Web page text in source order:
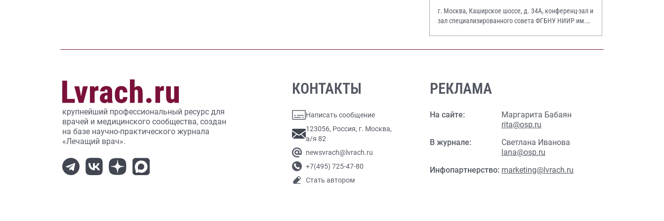
г. Москва, Каширское шоссе, д. 34А, конференц-зал и
зал специализированного совета ФГБНУ НИИР им.
крупнейший профессиональный ресурс для
врачей и медицинского сообщества, создан
на базе научно-практического журнала
«Лечащий врач».
КОНТАКТЫ
Написать сообщение
123056, Россия, г. Москва,
а/я 82
newsvrach@lvrach.ru
+7(495) 725-47-80
Стать автором
РЕКЛАМА
На сайте:
Маргарита Бабаян
rita@osp.ru
В журнале:
Светлана Иванова
lana@osp.ru
Инфопартнерство: marketing@lvrach.ru